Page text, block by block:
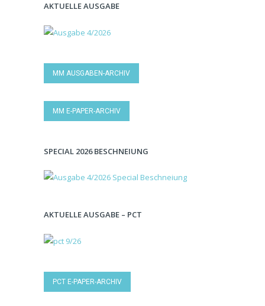
AKTUELLE AUSGABE
MM AUSGABEN-ARCHIV
MM E-PAPER-ARCHIV
SPECIAL 2026 BESCHNEIUNG
AKTUELLE AUSGABE – PCT
PCT E-PAPER-ARCHIV